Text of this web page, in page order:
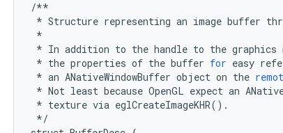
/**
* Structure representing an image buffer
*
* In addition to the handle to the graphics
* the properties of the buffer for easy
* an ANativeWindowBuffer object on the
* Not least because OpenGL expect an
* texture via eglCreateImageKHR() .
*/